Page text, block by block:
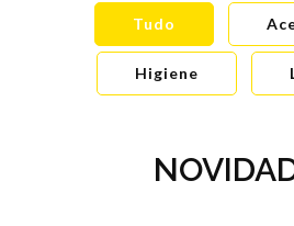
Tudo
Higiene